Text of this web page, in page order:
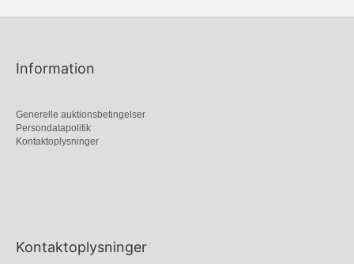
Information
Generelle auktionsbetingelser
Persondatapolitik
Kontaktoplysninger
Kontaktoplysninger